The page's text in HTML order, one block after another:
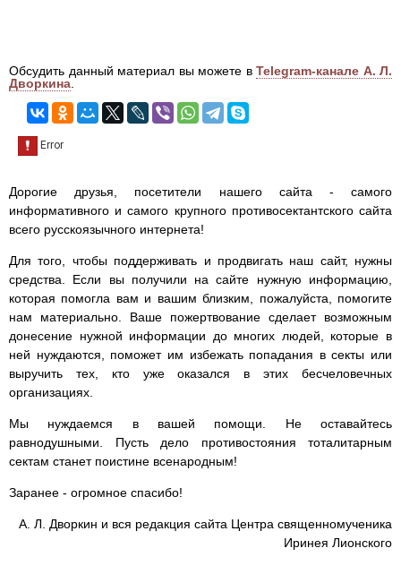
Обсудить данный материал вы можете в Telegram-канале А. Л.
Дворкина
Дорогие друзья, посетители нашего сайта - самого
информативного и самого крупного противосектантского сайта
всего русскоязычного интернета!
Для того, чтобы поддерживать и продвигать наш сайт, нужны
средства. Если вы получили на сайте нужную информацию,
которая помогла вам и вашим близким, пожалуйста, помогите
нам материально. Ваше пожертвование сделает возможным
донесение нужной информации до многих людей, которые в
ней нуждаются, поможет им избежать попадания в секты или
выручить тех, кто уже оказался в этих бесчеловечных
организациях.
Мы нуждаемся в вашей помощи. Не оставайтесь
равнодушными. Пусть дело противостояния тоталитарным
сектам станет поистине всенародным!
Заранее - огромное спасибо!
А. Л. Дворкин и вся редакция сайта Центра священномученика
Иринея Лионского